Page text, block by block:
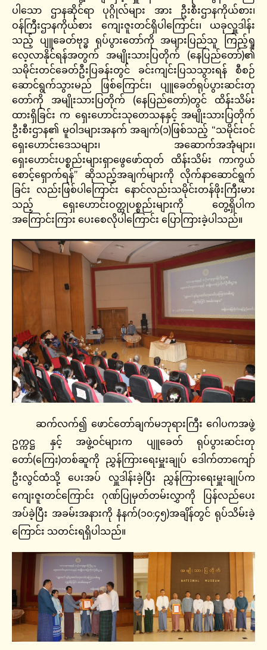
ပါသော ဌာနဆိုင်ရာ ပုဂ္ဂိုလ်များ အား ဦးစီးဌာနကိုယ်စား၊
ဝန်ကြီးဌာနကိုယ်စား ကျေးဇူးတင်ရှိပါကြောင်း၊ ယခုလှူဒါန်း
သည့် ပျူခေတ်ဗုဒ္ဓ ရုပ်ပွားတော်ကို အများပြည်သူ ကြည့်ရှု
လေ့လာနိုင်ရန်အတွက် အမျိုးသားပြတိုက် (နေပြည်တော်)၏
သမိုင်းတင်ခေတ်ဦးပြခန်းတွင် ခင်းကျင်းပြသသွားရန် စီစဉ်
ဆောင်ရွက်သွားမည် ဖြစ်ကြောင်း၊ ပျူခေတ်ရုပ်ပွားဆင်းတု
တော်ကို အမျိုးသားပြတိုက် (နေပြည်တော်)တွင် ထိန်းသိမ်း
ထားရှိခြင်း က ရှေးဟောင်းသုတေသနနှင့် အမျိုးသားပြတိုက်
ဦးစီးဌာန၏ မူဝါဒများအနက် အချက်(၁)ဖြစ်သည့် “သမိုင်းဝင်
ရှေးဟောင်းဒေသများ၊ အဆောက်အအုံများ၊
ရှေးဟောင်းပစ္စည်းများရှာဖွေဖော်ထုတ် ထိန်းသိမ်း ကာကွယ်
စောင့်ရှောက်ရန်” ဆိုသည့်အချက်များကို လိုက်နာဆောင်ရွက်
ခြင်း လည်းဖြစ်ပါကြောင်း နောင်လည်းသမိုင်းတန်ဖိုးကြီးမား
သည့် ရှေးဟောင်းဝတ္ထုပစ္စည်းများကို တွေ့ရှိပါက
အကြောင်းကြား ပေးစေလိုပါကြောင်း ပြောကြားခဲ့ပါသည်။
ဆက်လက်၍ ဖောင်တော်ချက်မဘုရားကြီး ဂေါပကအဖွဲ့
ဥက္ကဋ္ဌ နှင့် အဖွဲ့ဝင်များက ပျူခေတ် ရုပ်ပွားဆင်းတု
တော်(ကြေး)တစ်ဆူကို ညွှန်ကြားရေးမှူးချုပ် ဒေါက်တာကျော်
ဦးလွင်ထံသို့ ပေးအပ် လှူဒါန်းခဲ့ပြီး ညွှန်ကြားရေးမှူးချုပ်က
ကျေးဇူးတင်ကြောင်း ဂုဏ်ပြုမှတ်တမ်းလွှာကို ပြန်လည်ပေး
အပ်ခဲ့ပြီး အခမ်းအနားကို နံနက်(၁၀:၄၅)အချိန်တွင် ရုပ်သိမ်းခဲ့
ကြောင်း သတင်းရရှိပါသည်။